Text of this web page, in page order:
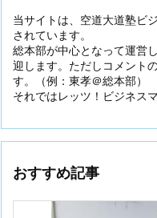
当サイトは、空道大道塾ビ
されています。
総本部が中心となって運営
迎します。ただしコメント
す。（例：東孝＠総本部）
それではレッツ！ビジネス
おすすめ記事